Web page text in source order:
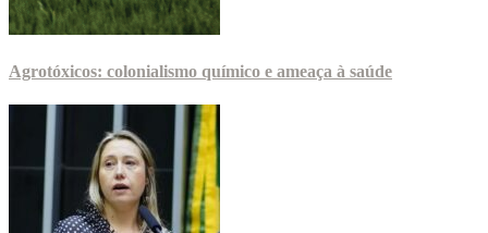
Agrotóxicos: colonialismo químico e ameaça à saúde